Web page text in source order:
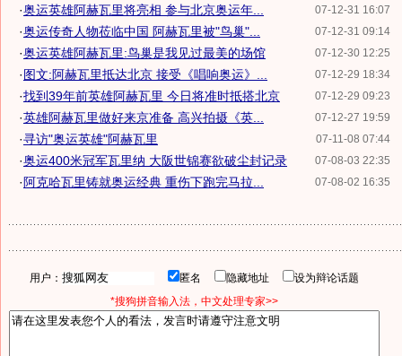
07-12-31 16:07
·奥运英雄阿赫瓦里将亮相 参与北京奥运年...
07-12-31 09:14
·奥运传奇人物莅临中国 阿赫瓦里被"鸟巢"...
07-12-30 12:25
·奥运英雄阿赫瓦里:鸟巢是我见过最美的场馆
07-12-29 18:34
·图文:阿赫瓦里抵达北京 接受《唱响奥运》...
07-12-29 09:23
·找到39年前英雄阿赫瓦里 今日将准时抵搭北京
07-12-27 19:59
·英雄阿赫瓦里做好来京准备 高兴拍摄《英...
07-11-08 07:44
·寻访"奥运英雄"阿赫瓦里
07-08-03 22:35
·奥运400米冠军瓦里纳 大阪世锦赛欲破尘封记录
07-08-02 16:35
· 阿克哈瓦里铸就奥运经典 重伤下跑完马拉...
用户： 匿名 隐藏地址
设为辩论话题
*搜狗拼音输入法，中文处理专家>>